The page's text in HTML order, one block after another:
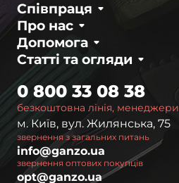
Про нас
Співпраця
Статті та огляди
Допомога
безкоштовна лінія, менеджери
0 800 33 08 38
м. Київ, вул. Жилянська, 75
звернення з загальних питань
info@ganzo.ua
звернення оптових покупців
opt@ganzo.ua